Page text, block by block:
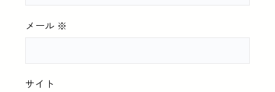
メール ※
サイト